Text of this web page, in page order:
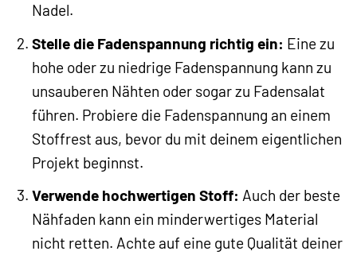
Nadel.
Stelle die Fadenspannung richtig ein: Eine zu
hohe oder zu niedrige Fadenspannung kann zu
unsauberen Nähten oder sogar zu Fadensalat
führen. Probiere die Fadenspannung an einem
Stoffrest aus, bevor du mit deinem eigentlichen
Projekt beginnst.
Verwende hochwertigen Stoff: Auch der beste
Nähfaden kann ein minderwertiges Material
nicht retten. Achte auf eine gute Qualität deiner